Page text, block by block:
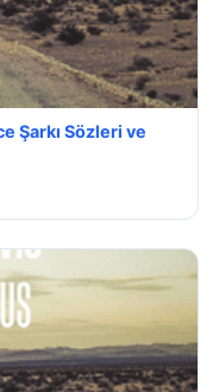
Şarkı Sözleri ve